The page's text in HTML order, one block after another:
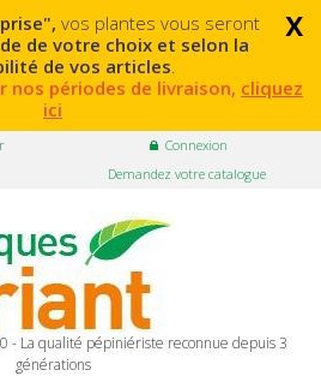
x
vos plantes vous seront
de votre choix et selon la
de vos articles.
nos périodes de livraison, cliquez
ici
Connexion
Demandez votre catalogue
- La qualité pépiniériste reconnue depuis 3
générations